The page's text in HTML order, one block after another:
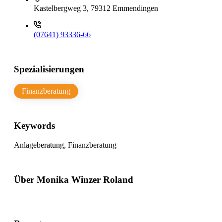
Kastelbergweg 3, 79312 Emmendingen
(07641) 93336-66
Spezialisierungen
Finanzberatung
Keywords
Anlageberatung, Finanzberatung
Über Monika Winzer Roland